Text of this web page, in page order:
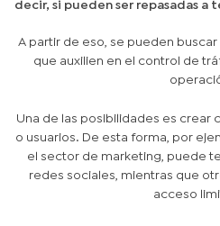
decir, si pueden ser repasadas a
A partir de eso, se pueden
que auxilien en el control de
Una de las posibilidades es crear
o usuarios. De esta forma, por
el sector de marketing, puede
redes sociales, mientras que
acceso